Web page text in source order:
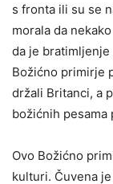
s fronta ili su se
morala da
da je
Božićno primirje
držali Britanci, a
božićnih pesama
Ovo Božićno
kulturi. Čuvena